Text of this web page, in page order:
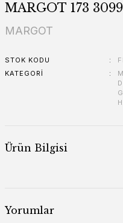
MARGOT 173 3099
MARGOT
STOK KODU
KATEGORI
Ürün Bilgisi
Yorumlar